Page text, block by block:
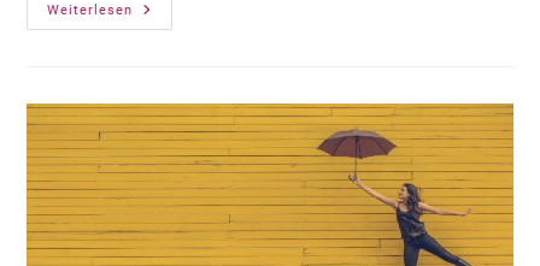
Weiterlesen
Europäisches
Manifest